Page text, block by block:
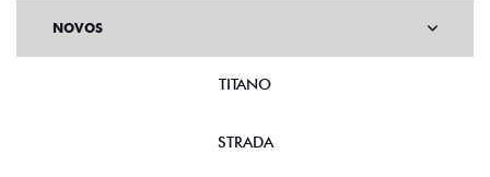
NOVOS
TITANO
STRADA